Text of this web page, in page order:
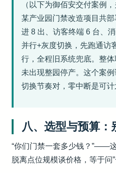
（以下为御佰安交付案例
某产业园门禁改造项目共
进 8 出、访客终端 6 台、
并行+灰度切换，先跑通访
行，全程旧系统兜底。整体
未出现整园停产。这个案
切换节奏对，零中断是可计
八、选型与预算：
“你们门禁一套多少钱？”——
脱离点位规模谈价格，等于问”